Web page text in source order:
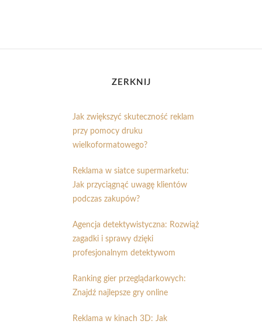
ZERKNIJ
Jak zwiększyć skuteczność reklam
przy pomocy druku
wielkoformatowego?
Reklama w siatce supermarketu:
Jak przyciągnąć uwagę klientów
podczas zakupów?
Agencja detektywistyczna: Rozwiąż
zagadki i sprawy dzięki
profesjonalnym detektywom
Ranking gier przeglądarkowych:
Znajdź najlepsze gry online
Reklama w kinach 3D: Jak